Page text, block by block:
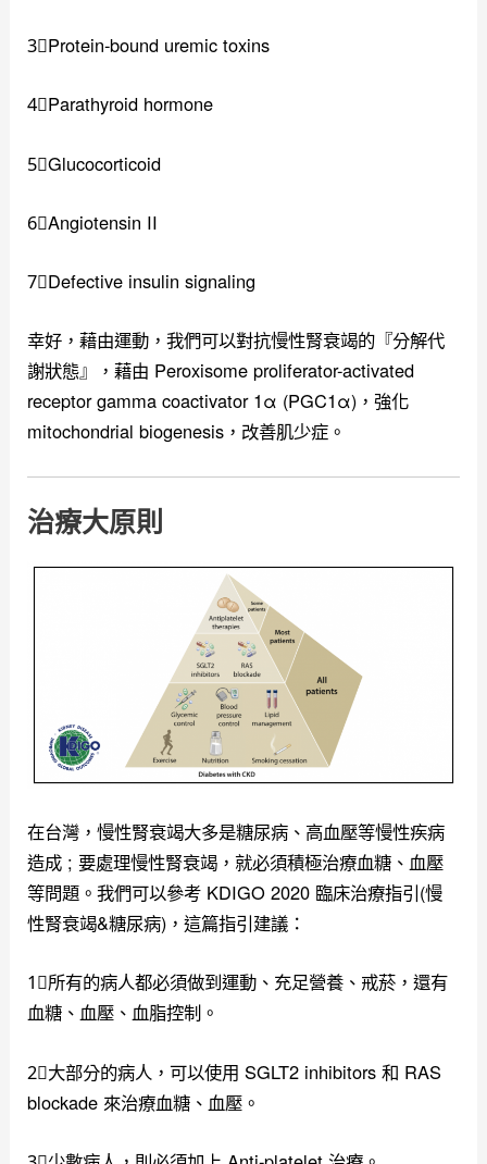
3⃣️Protein-bound uremic toxins
4⃣️Parathyroid hormone
5⃣️Glucocorticoid
6⃣️Angiotensin II
7⃣️Defective insulin signaling
幸好，藉由運動，我們可以對抗慢性腎衰竭的『分解代
謝狀態』，藉由 Peroxisome proliferator-activated
receptor gamma coactivator 1α (PGC1α)，強化
mitochondrial biogenesis，改善肌少症。
治療大原則
在台灣，慢性腎衰竭大多是糖尿病、高血壓等慢性疾病
造成 ; 要處理慢性腎衰竭，就必須積極治療血糖、血壓
等問題。我們可以參考 KDIGO 2020 臨床治療指引(慢
性腎衰竭&糖尿病)，這篇指引建議：
1⃣️所有的病人都必須做到運動、充足營養、戒菸，還有
血糖、血壓、血脂控制。
2⃣️大部分的病人，可以使用 SGLT2 inhibitors 和 RAS
blockade 來治療血糖、血壓。